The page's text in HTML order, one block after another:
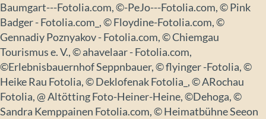
Baumgart---Fotolia.com, ©-PeJo---Fotolia.com, © Pink
Badger - Fotolia.com_, © Floydine-Fotolia.com, ©
Gennadiy Poznyakov - Fotolia.com, © Chiemgau
Tourismus e. V., © ahavelaar - Fotolia.com,
©Erlebnisbauernhof Seppnbauer, © flyinger -Fotolia, ©
Heike Rau Fotolia, © Deklofenak Fotolia_, © ARochau
Fotolia, @ Altötting Foto-Heiner-Heine, ©Dehoga, ©
Sandra Kemppainen Fotolia.com, © Heimatbühne Seeon